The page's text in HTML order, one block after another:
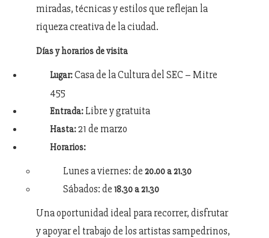
miradas, técnicas y estilos que reflejan la
riqueza creativa de la ciudad.
Días y horarios de visita
Lugar:Casa de la Cultura del SEC – Mitre
455
Entrada:Libre y gratuita
Hasta:21 de marzo
Horarios:
Lunes a viernes: de 20.00 a 21.30
Sábados: de 18.30 a 21.30
Una oportunidad ideal para recorrer, disfrutar
y apoyar el trabajo de los artistas sampedrinos,